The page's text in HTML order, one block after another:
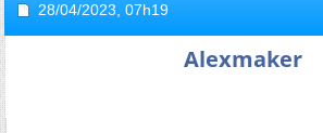
28/04/2023, 07h19
Alexmaker